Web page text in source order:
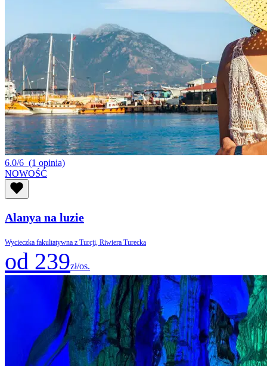
6.0/6 (1 opinia)
NOWOŚĆ
Alanya na luzie
Wycieczka fakultatywna z Turcji, Riwiera Turecka
od 239zł/os.